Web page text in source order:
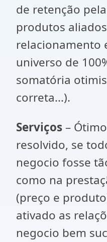
de retenção
produtos
relacionamento
universo de
somatória
correta...).
Serviços –
resolvido, se
negocio fosse
como na
(preço e
ativado as
negocio bem